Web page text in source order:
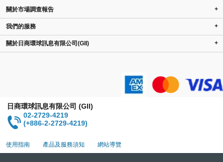
關於市場調查報告 +
我們的服務 +
關於日商環球訊息有限公司(GII) +
日商環球訊息有限公司 (GII)
02-2729-4219
(+886-2-2729-4219)
使用指南 產品及服務須知 網站導覽